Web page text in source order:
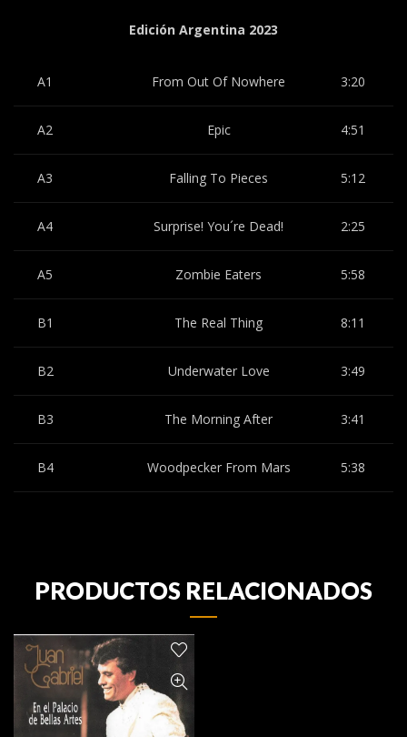
Edición Argentina 2023
A1 From Out Of Nowhere 3:20
A2 Epic 4:51
A3 Falling To Pieces 5:12
A4 Surprise! You´re Dead! 2:25
A5 Zombie Eaters 5:58
B1 The Real Thing 8:11
B2 Underwater Love 3:49
B3 The Morning After 3:41
B4 Woodpecker From Mars 5:38
PRODUCTOS RELACIONADOS